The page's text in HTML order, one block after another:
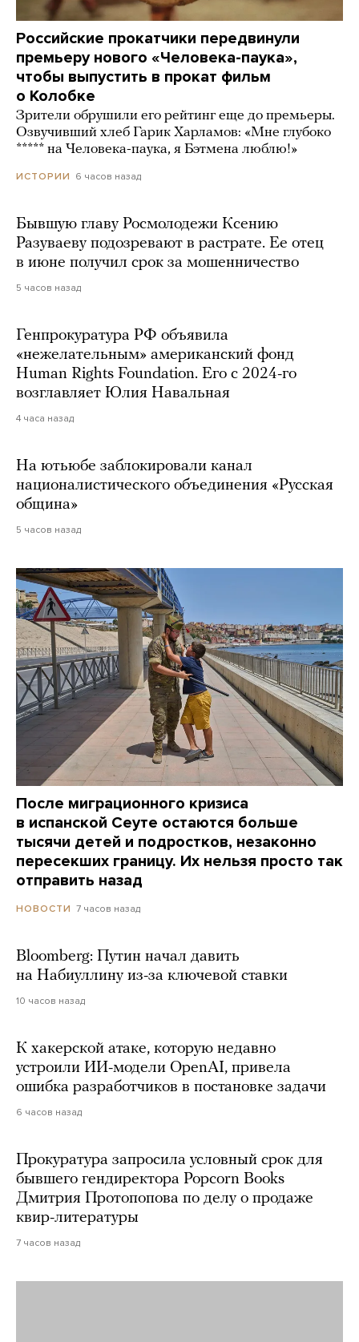
Российские прокатчики передвинули
премьеру нового «Человека-паука»,
чтобы выпустить в прокат фильм
о Колобке
Зрители обрушили его рейтинг еще до премьеры.
Озвучивший хлеб Гарик Харламов: «Мне глубоко
***** на Человека-паука, я Бэтмена люблю!»
ИСТОРИИ 6 часов назад
Бывшую главу Росмолодежи Ксению
Разуваеву подозревают в растрате. Ее отец
в июне получил срок за мошенничество
5 часов назад
Генпрокуратура РФ объявила
«нежелательным» американский фонд
Human Rights Foundation. Его с 2024-го
возглавляет Юлия Навальная
4 часа назад
На ютьюбе заблокировали канал
националистического объединения «Русская
община»
5 часов назад
После миграционного кризиса
в испанской Сеуте остаются больше
тысячи детей и подростков, незаконно
пересекших границу. Их нельзя просто так
отправить назад
НОВОСТИ 7 часов назад
Bloomberg: Путин начал давить
на Набиуллину из-за ключевой ставки
10 часов назад
К хакерской атаке, которую недавно
устроили ИИ-модели OpenAI, привела
ошибка разработчиков в постановке задачи
6 часов назад
Прокуратура запросила условный срок для
бывшего гендиректора Popcorn Books
Дмитрия Протопопова по делу о продаже
квир-литературы
7 часов назад